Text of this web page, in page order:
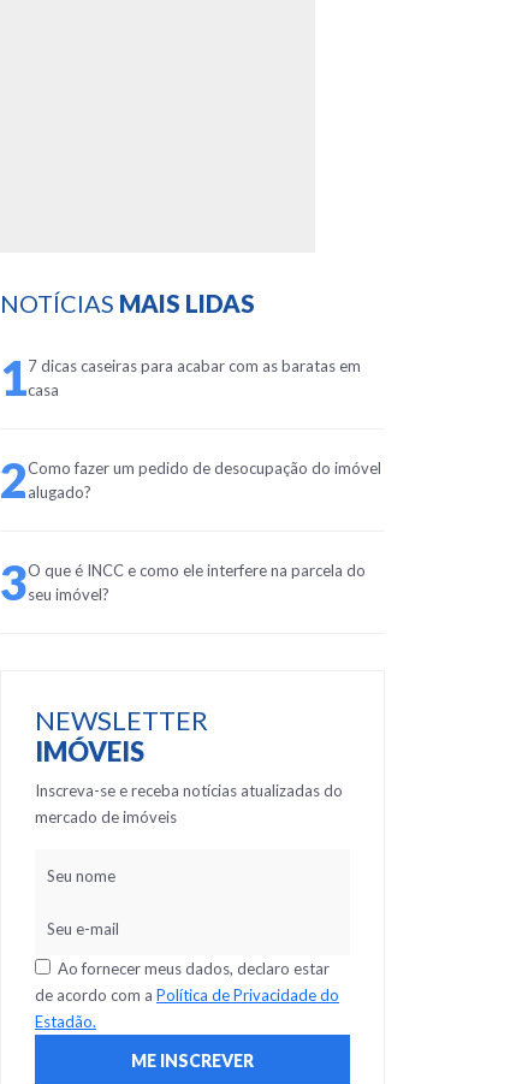
NOTÍCIAS MAIS LIDAS
17 dicas caseiras para acabar com as baratas em
casa
2Como fazer um pedido de desocupação do imóvel
alugado?
3O que é INCC e como ele interfere na parcela do
seu imóvel?
NEWSLETTER
IMÓVEIS
Inscreva-se e receba notícias atualizadas do
mercado de imóveis
Ao fornecer meus dados, declaro estar
de acordo com a Política de Privacidade do
Estadão.